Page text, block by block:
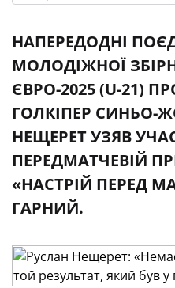
НАПЕРЕДОДНІ
МОЛОДІЖНОЇ
ЄВРО-2025 (U-21)
ГОЛКІПЕР СИНЬО-
НЕЩЕРЕТ УЗЯВ
ПЕРЕДМАТЧЕВІЙ
«НАСТРІЙ ПЕРЕД
ГАРНИЙ.